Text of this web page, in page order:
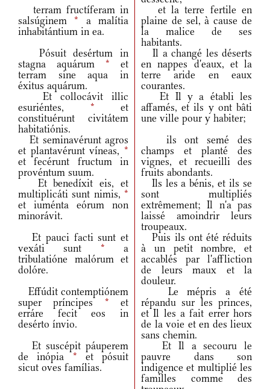
terram fructíferam in
salsúginem* a malítia
inhabitántium in ea.
et la terre fertile en
plaine de sel, à cause de
la malice de ses
habitants.
Pósuit desértum in
stagna aquárum * et
terram sine aqua in
éxitus aquárum.
Il a changé les déserts
en nappes d'eaux, et la
terre aride en eaux
courantes.
Et collocávit illic
esuriéntes, * et
constituérunt civitátem
habitatiónis.
Et Il y a établi les
affamés, et ils y ont bâti
une ville pour y habiter;
Et seminavérunt agros
et plantavérunt víneas, *
et fecérunt fructum in
provéntum suum.
ils ont semé des
champs et planté des
vignes, et recueilli des
fruits abondants.
Et benedíxit eis, et
multiplicáti sunt nimis, *
et iuménta eórum non
minorávit.
Ils les a bénis, et ils se
sont multipliés
extrêmement; Il n'a pas
laissé amoindrir leurs
troupeaux.
Et pauci facti sunt et
vexáti sunt * a
tribulatióne malórum et
dolóre.
Puis ils ont été réduits
à un petit nombre, et
accablés par l'affliction
de leurs maux et la
douleur.
Effúdit contemptiónem
super príncipes * et
erráre fecit eos in
desérto ínvio.
Le mépris a été
répandu sur les princes,
et Il les a fait errer hors
de la voie et en des lieux
sans chemin.
Et suscépit páuperem
de inópia * et pósuit
sicut oves famílias.
Et Il a secouru le
pauvre dans son
indigence et multiplié les
familles comme des